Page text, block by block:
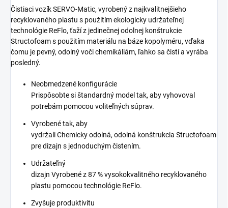
Čistiaci vozík SERVO-Matic, vyrobený z najkvalitnejšieho
recyklovaného plastu s použitím ekologicky udržateľnej
technológie ReFlo, ťaží z jedinečnej odolnej konštrukcie
Structofoam s použitím materiálu na báze kopolyméru, vďaka
čomu je pevný, odolný voči chemikáliám, ľahko sa čistí a vyrába
posledný.
Neobmedzené konfigurácie
Prispôsobte si štandardný model tak, aby vyhovoval
potrebám pomocou voliteľných súprav.
Vyrobené tak, aby
vydržali Chemicky odolná, odolná konštrukcia Structofoam
pre dizajn s jednoduchým čistením.
Udržateľný
dizajn Vyrobené z 87 % vysokokvalitného recyklovaného
plastu pomocou technológie ReFlo.
Zvyšuje produktivitu